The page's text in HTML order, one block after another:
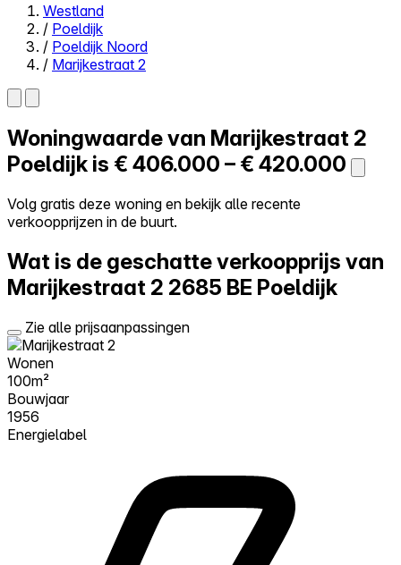
Close menu
Zelf kopen
Alles-in-één
Reviews
Log in
Westland
/ Poeldijk
/ Poeldijk Noord
/ Marijkestraat 2
Woningwaarde van Marijkestraat 2
Poeldijk is € 406.000 – € 420.000
Volg gratis deze woning en bekijk alle recente
verkoopprijzen in de buurt.
Wat is de geschatte verkoopprijs van
Marijkestraat 2 2685 BE Poeldijk
Zie alle prijsaanpassingen
Wonen
100m²
Bouwjaar
1956
Energielabel